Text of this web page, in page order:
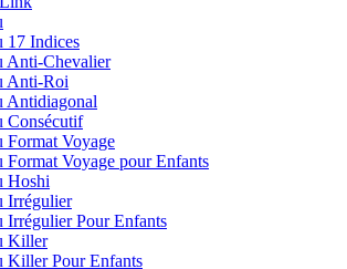
17 Indices
Anti-Chevalier
Anti-Roi
Antidiagonal
Consécutif
Format Voyage
Format Voyage pour Enfants
Hoshi
Irrégulier
Irrégulier Pour Enfants
Killer
Killer Pour Enfants